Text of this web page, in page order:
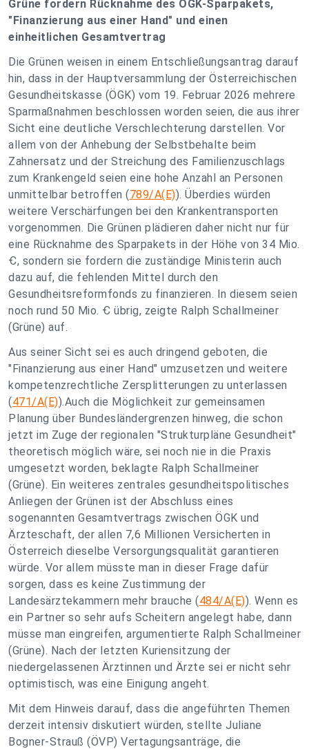
Grüne fordern Rücknahme des ÖGK-Sparpakets,
"Finanzierung aus einer Hand" und einen
einheitlichen Gesamtvertrag
Die Grünen weisen in einem Entschließungsantrag darauf
hin, dass in der Hauptversammlung der Österreichischen
Gesundheitskasse (ÖGK) vom 19. Februar 2026 mehrere
Sparmaßnahmen beschlossen worden seien, die aus ihrer
Sicht eine deutliche Verschlechterung darstellen. Vor
allem von der Anhebung der Selbstbehalte beim
Zahnersatz und der Streichung des Familienzuschlags
zum Krankengeld seien eine hohe Anzahl an Personen
unmittelbar betroffen (789/A(E)). Überdies würden
weitere Verschärfungen bei den Krankentransporten
vorgenommen. Die Grünen plädieren daher nicht nur für
eine Rücknahme des Sparpakets in der Höhe von 34 Mio.
Ꞓ, sondern sie fordern die zuständige Ministerin auch
dazu auf, die fehlenden Mittel durch den
Gesundheitsreformfonds zu finanzieren. In diesem seien
noch rund 50 Mio. Ꞓ übrig, zeigte Ralph Schallmeiner
(Grüne) auf.
Aus seiner Sicht sei es auch dringend geboten, die
"Finanzierung aus einer Hand" umzusetzen und weitere
kompetenzrechtliche Zersplitterungen zu unterlassen
(471/A(E)).Auch die Möglichkeit zur gemeinsamen
Planung über Bundesländergrenzen hinweg, die schon
jetzt im Zuge der regionalen "Strukturpläne Gesundheit"
theoretisch möglich wäre, sei noch nie in die Praxis
umgesetzt worden, beklagte Ralph Schallmeiner
(Grüne). Ein weiteres zentrales gesundheitspolitisches
Anliegen der Grünen ist der Abschluss eines
sogenannten Gesamtvertrags zwischen ÖGK und
Ärzteschaft, der allen 7,6 Millionen Versicherten in
Österreich dieselbe Versorgungsqualität garantieren
würde. Vor allem müsste man in dieser Frage dafür
sorgen, dass es keine Zustimmung der
Landesärztekammern mehr brauche (484/A(E)). Wenn es
ein Partner so sehr aufs Scheitern angelegt habe, dann
müsse man eingreifen, argumentierte Ralph Schallmeiner
(Grüne). Nach der letzten Kuriensitzung der
niedergelassenen Ärztinnen und Ärzte sei er nicht sehr
optimistisch, was eine Einigung angeht.
Mit dem Hinweis darauf, dass die angeführten Themen
derzeit intensiv diskutiert würden, stellte Juliane
Bogner-Strauß (ÖVP) Vertagungsanträge, die